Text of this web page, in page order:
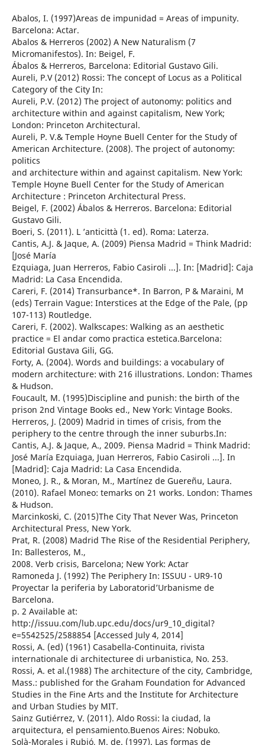
Abalos, I. (1997)Areas de impunidad = Areas of impunity.
Barcelona: Actar.
Abalos & Herreros (2002) A New Naturalism (7
Micromanifestos). In: Beigel, F.
Ábalos & Herreros, Barcelona: Editorial Gustavo Gili.
Aureli, P.V (2012) Rossi: The concept of Locus as a Political
Category of the City In:
Aureli, P.V. (2012) The project of autonomy: politics and
architecture within and against capitalism, New York;
London: Princeton Architectural.
Aureli, P. V.& Temple Hoyne Buell Center for the Study of
American Architecture. (2008). The project of autonomy:
politics
and architecture within and against capitalism. New York:
Temple Hoyne Buell Center for the Study of American
Architecture : Princeton Architectural Press.
Beigel, F. (2002) Ábalos & Herreros. Barcelona: Editorial
Gustavo Gili.
Boeri, S. (2011). L ’anticittà (1. ed). Roma: Laterza.
Cantis, A.J. & Jaque, A. (2009) Piensa Madrid = Think Madrid:
[José María
Ezquiaga, Juan Herreros, Fabio Casiroli ...]. In: [Madrid]: Caja
Madrid: La Casa Encendida.
Careri, F. (2014) Transurbance*. In Barron, P & Maraini, M
(eds) Terrain Vague: Interstices at the Edge of the Pale, (pp
107-113) Routledge.
Careri, F. (2002). Walkscapes: Walking as an aesthetic
practice = El andar como practica estetica.Barcelona:
Editorial Gustava Gili, GG.
Forty, A. (2004). Words and buildings: a vocabulary of
modern architecture: with 216 illustrations. London: Thames
& Hudson.
Foucault, M. (1995)Discipline and punish: the birth of the
prison 2nd Vintage Books ed., New York: Vintage Books.
Herreros, J. (2009) Madrid in times of crisis, from the
periphery to the centre through the inner suburbs.In:
Cantis, A.J. & Jaque, A., 2009. Piensa Madrid = Think Madrid:
José María Ezquiaga, Juan Herreros, Fabio Casiroli ...]. In
[Madrid]: Caja Madrid: La Casa Encendida.
Moneo, J. R., & Moran, M., Martínez de Guereñu, Laura.
(2010). Rafael Moneo: temarks on 21 works. London: Thames
& Hudson.
Marcinkoski, C. (2015)The City That Never Was, Princeton
Architectural Press, New York.
Prat, R. (2008) Madrid The Rise of the Residential Periphery,
In: Ballesteros, M.,
2008. Verb crisis, Barcelona; New York: Actar
Ramoneda J. (1992) The Periphery In: ISSUU - UR9-10
Proyectar la periferia by Laboratorid’Urbanisme de
Barcelona.
p. 2 Available at:
http://issuu.com/lub.upc.edu/docs/ur9_10_digital?
e=5542525/2588854 [Accessed July 4, 2014]
Rossi, A. (ed) (1961) Casabella-Continuita, rivista
internationale di architecturee di urbanistica, No. 253.
Rossi, A. et al.(1988) The architecture of the city, Cambridge,
Mass.: published for the Graham Foundation for Advanced
Studies in the Fine Arts and the Institute for Architecture
and Urban Studies by MIT.
Sainz Gutiérrez, V. (2011). Aldo Rossi: la ciudad, la
arquitectura, el pensamiento.Buenos Aires: Nobuko.
Solà-Morales i Rubió, M. de. (1997). Las formas de